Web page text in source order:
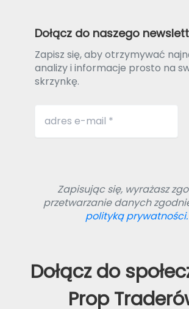
Dołącz do naszego
Zapisz się, aby otrzymywać
analizy i informacje prosto na
skrzynkę.
Zapisując się, wyrażasz
przetwarzanie danych
polityką prywatności.
Dołącz do
Prop